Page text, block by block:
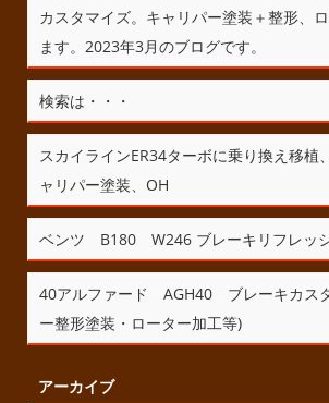
カスタマイズ。キャリパー塗装＋整形、
ます。2023年3月のブログです。
検索は・・・
スカイラインER34ターボに乗り換え移植
ャリパー塗装、OH
ベンツ B180 W246 ブレーキリフレッ
40アルファード AGH40 ブレーキカス
ー整形塗装・ローター加工等)
アーカイブ